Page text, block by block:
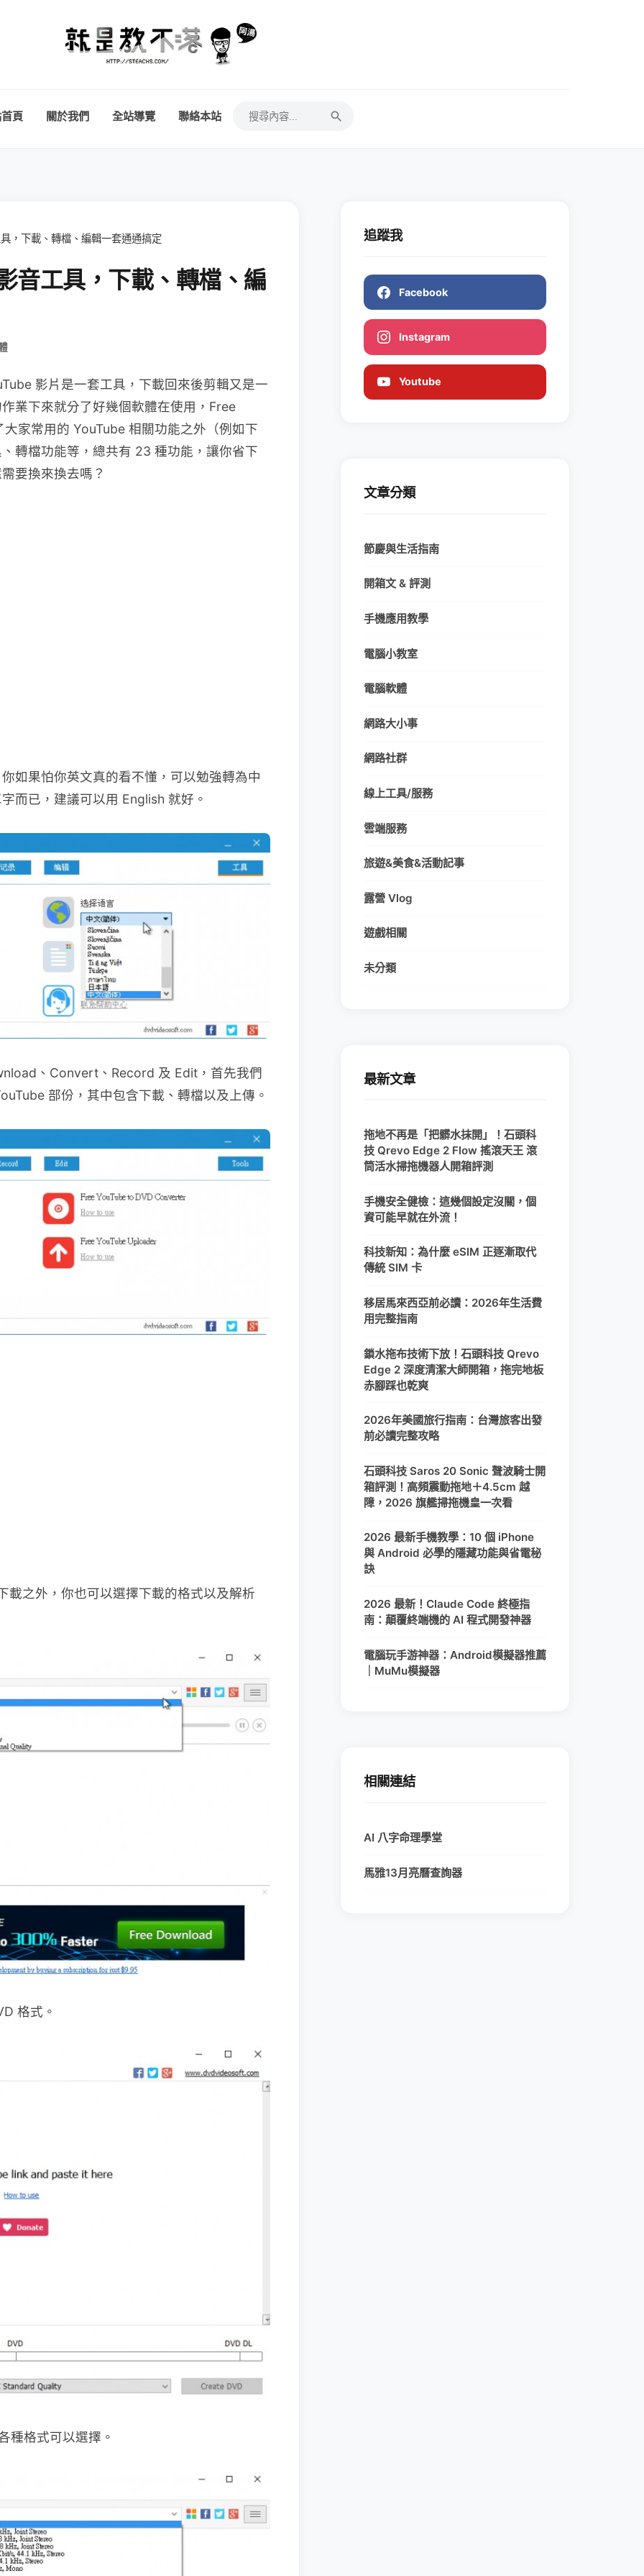
頁 關於我們 全站導覽 聯絡本站
，下載、轉檔、編輯一套通通搞定
音工具，下載、轉檔、編
影片是一套工具，下載回來後剪輯又是一
業下來就分了好幾個軟體在使用，Free
家常用的 YouTube 相關功能之外（例如下
轉檔功能等，總共有 23 種功能，讓你省下
要換來換去嗎？
如果怕你英文真的看不懂，可以勉強轉為中
而已，建議可以用 English 就好。
、Convert、Record 及 Edit，首先我們
部份，其中包含下載、轉檔以及上傳。
載之外，你也可以選擇下載的格式以及解析
格式。
種格式可以選擇。
追蹤我
Facebook
Instagram
Youtube
文章分類
節慶與生活指南
開箱文 & 評測
手機應用教學
電腦小教室
電腦軟體
網路大小事
網路社群
線上工具/服務
雲端服務
旅遊&美食&活動記事
露營 Vlog
遊戲相關
未分類
最新文章
拖地不再是「把髒水抹開」！石頭科
技 Qrevo Edge 2 Flow 搖滾天王 滾
筒活水掃拖機器人開箱評測
手機安全健檢：這幾個設定沒關，個
資可能早就在外流！
科技新知：為什麼 eSIM 正逐漸取代
傳統 SIM 卡
移居馬來西亞前必讀：2026年生活費
用完整指南
鎖水拖布技術下放！石頭科技 Qrevo
Edge 2 深度清潔大師開箱，拖完地板
赤腳踩也乾爽
2026年美國旅行指南：台灣旅客出發
前必讀完整攻略
石頭科技 Saros 20 Sonic 聲波騎士開
箱評測！高頻震動拖地＋4.5cm 越
障，2026 旗艦掃拖機皇一次看
2026 最新手機教學：10 個 iPhone
與 Android 必學的隱藏功能與省電秘
訣
2026 最新！Claude Code 終極指
南：顛覆終端機的 AI 程式開發神器
電腦玩手游神器：Android模擬器推薦
｜MuMu模擬器
相關連結
AI 八字命理學堂
馬雅13月亮曆查詢器